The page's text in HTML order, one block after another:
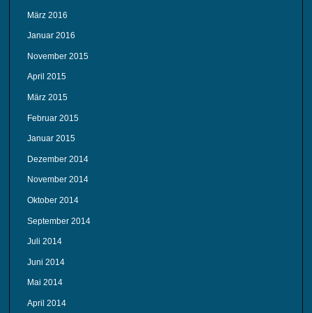
März 2016
Januar 2016
November 2015
April 2015
März 2015
Februar 2015
Januar 2015
Dezember 2014
November 2014
Oktober 2014
September 2014
Juli 2014
Juni 2014
Mai 2014
April 2014